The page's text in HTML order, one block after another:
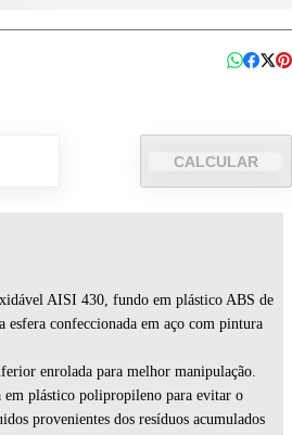
CALCULAR
AISI 430, fundo em plástico ABS de
esfera confeccionada em aço com pintura
enrolada para melhor manipulação.
em plástico polipropileno para evitar o
provenientes dos resíduos acumulados